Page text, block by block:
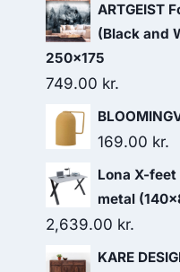
ARTGEIST
(Black and
250x175
749.00 kr.
169.00 kr.
Lona X-
metal
2,639.00 kr.
KARE